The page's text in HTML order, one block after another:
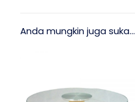
Anda mungkin juga suka…